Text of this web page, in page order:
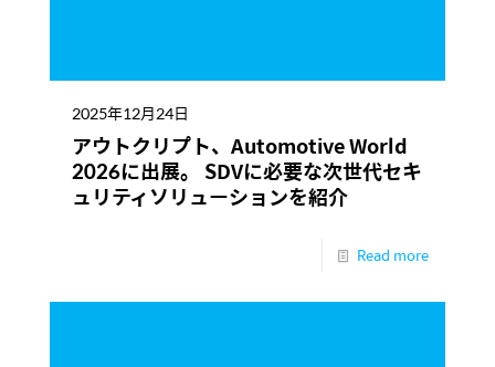
2025年12月24日
アウトクリプト、Automotive World
2026に出展。 SDVに必要な次世代セキ
ュリティソリューションを紹介
Read more